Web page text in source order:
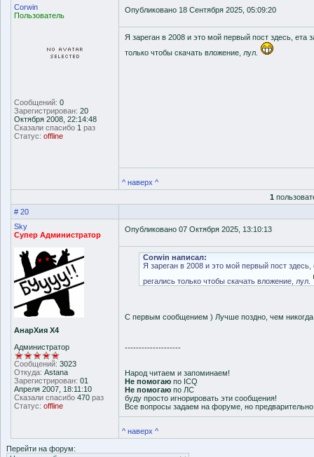
Corwin
Пользователь
Сообщений: 0
Зарегистрирован: 20
Октября 2008, 22:14:48
Сказали спасибо 1 раз
Статус: offline
Опубликовано 18 Сентября 2025, 05:09:20
Я зареган в 2008 и это мой первый пост здесь,
только чтобы скачать вложение, лул.
^ наверх ^
1
# 20
Sky
Супер Администратор
АнарХия Х4
Администратор
Сообщений: 3023
Откуда: Astana
Зарегистрирован: 01
Апреля 2007, 18:11:10
Сказали спасибо 470 раз
Статус: offline
Опубликовано 07 Октября 2025, 13:10:13
Corwin написал:
Я зареган в 2008 и это мой первый пост
регались только чтобы скачать вложение, лул.
С первым сообщением ) Лучше поздно, чем
--------------------
Народ читаем и запоминаем!
Не помогаю по ICQ
Не помогаю по ЛС
буду просто игнорировать эти сообщения!
Все вопросы задаем на форуме, но
^ наверх ^
Перейти на форум: